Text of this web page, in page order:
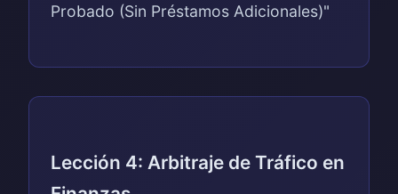
Probado (Sin Préstamos Adicionales)"
Lección 4: Arbitraje de Tráfico en